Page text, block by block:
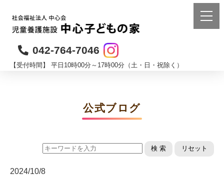
042-764-7046
【受付時間】 平日10時00分～17時00分（土・日・祝除く）
公式ブログ
検 索 リセット
2024/10/8